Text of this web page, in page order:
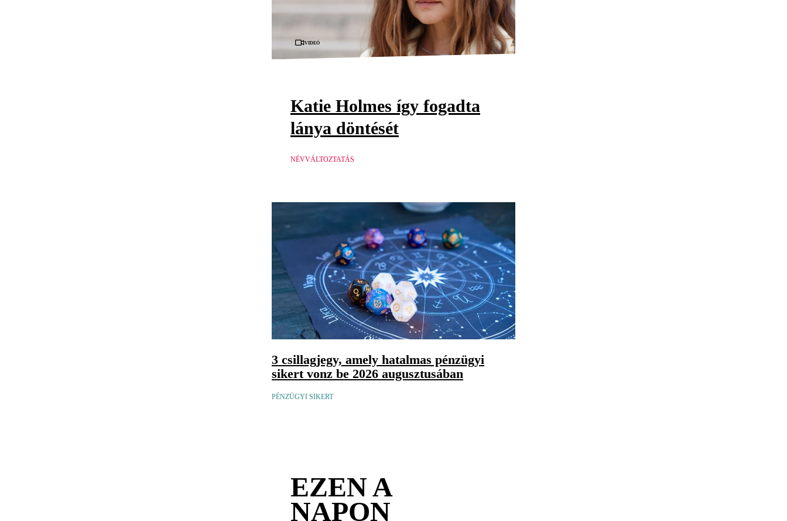
Videó
Katie Holmes így fogadta
lánya döntését
NÉVVÁLTOZTATÁS
3 csillagjegy, amely hatalmas pénzügyi
sikert vonz be 2026 augusztusában
PÉNZÜGYI SIKERT
EZEN A
NAPON